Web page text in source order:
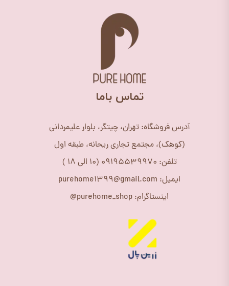
​تماس باما
آدرس فروشگاه: تهران، چیتگر، بلوار علیمردانی
(کوهک)، مجتمع تجاری ریحانه، طبقه اول
تلفن: 09195539970 (10 الی 18 )
ایمیل: purehome1399@gmail.com
اینستاگرام: purehome_shop@